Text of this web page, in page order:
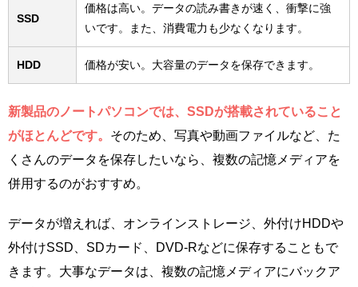
SSD
価格は高い。データの読み書きが速く、衝撃に強
いです。また、消費電力も少なくなります。
HDD 価格が安い。大容量のデータを保存できます。
新製品のノートパソコンでは、SSDが搭載されていること
がほとんどです。 そのため、写真や動画ファイルなど、た
くさんのデータを保存したいなら、複数の記憶メディアを
併用するのがおすすめ。
データが増えれば、オンラインストレージ、外付けHDDや
外付けSSD、SDカード、DVD-Rなどに保存することもで
きます。大事なデータは、複数の記憶メディアにバックア